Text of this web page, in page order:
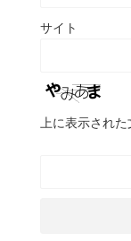
サイト
上に表示され